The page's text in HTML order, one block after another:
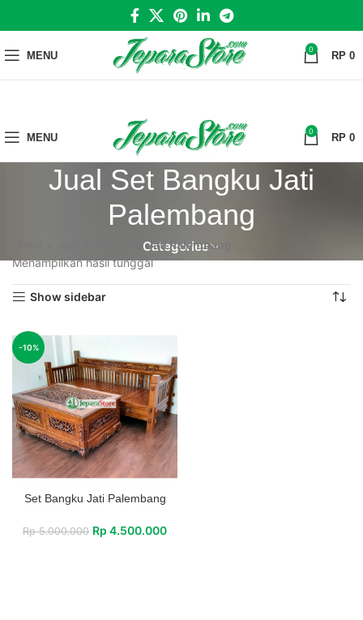
MENU 0 RP 0
MENU 0 RP 0
Jual Set Bangku Jati
Palembang
Categories
Jual Set Bangku Jati Palembang
Menampilkan hasil tunggal
Show sidebar
-10%
Set Bangku Jati Palembang
Rp5.000.000 Rp 4.500.000